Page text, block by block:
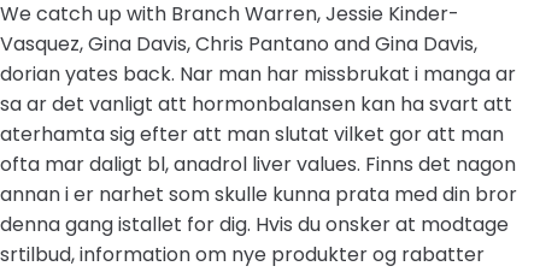
We catch up with Branch Warren, Jessie Kinder-
Vasquez, Gina Davis, Chris Pantano and Gina Davis,
dorian yates back. Nar man har missbrukat i manga ar
sa ar det vanligt att hormonbalansen kan ha svart att
aterhamta sig efter att man slutat vilket gor att man
ofta mar daligt bl, anadrol liver values. Finns det nagon
annan i er narhet som skulle kunna prata med din bror
denna gang istallet for dig. Hvis du onsker at modtage
srtilbud, information om nye produkter og rabatter